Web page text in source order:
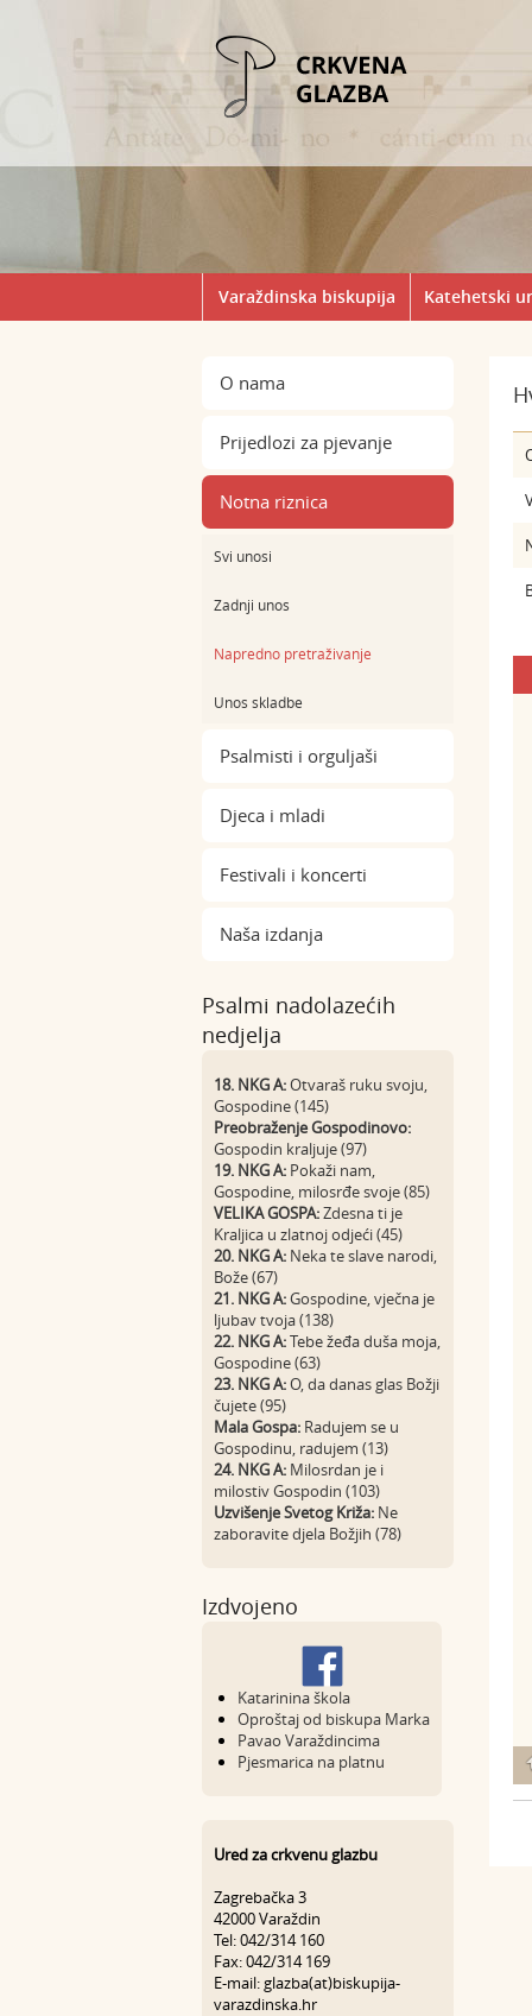
Varaždinska biskupija Katehetski
O nama
Prijedlozi za pjevanje
Notna riznica
Svi unosi
Zadnji unos
Napredno pretraživanje
Unos skladbe
Psalmisti i orguljaši
Djeca i mladi
Festivali i koncerti
Naša izdanja
Psalmi nadolazećih
nedjelja
18. NKG A:Otvaraš ruku svoju,
Gospodine (145)
Preobraženje Gospodinovo:
Gospodin kraljuje (97)
19. NKG A: Pokaži nam,
Gospodine, milosrđe svoje (85)
VELIKA GOSPA:Zdesna ti je
Kraljica u zlatnoj odjeći (45)
20. NKG A: Neka te slave narodi,
Bože (67)
21. NKG A:Gospodine, vječna je
ljubav tvoja (138)
22. NKG A:Tebe žeđa duša moja,
Gospodine (63)
23. NKG A:O, da danas glas Božji
čujete (95)
Mala Gospa: Radujem se u
Gospodinu, radujem (13)
24. NKG A: Milosrdan je i
milostiv Gospodin (103)
Uzvišenje Svetog Križa: Ne
zaboravite djela Božjih (78)
Izdvojeno
Katarinina škola
Oproštaj od biskupa Marka
Pavao Varaždincima
Pjesmarica na platnu
Ured za crkvenu glazbu
Zagrebačka 3
42000 Varaždin
Tel: 042/314 160
Fax: 042/314 169
E-mail: glazba(at)biskupija-
varazdinska.hr